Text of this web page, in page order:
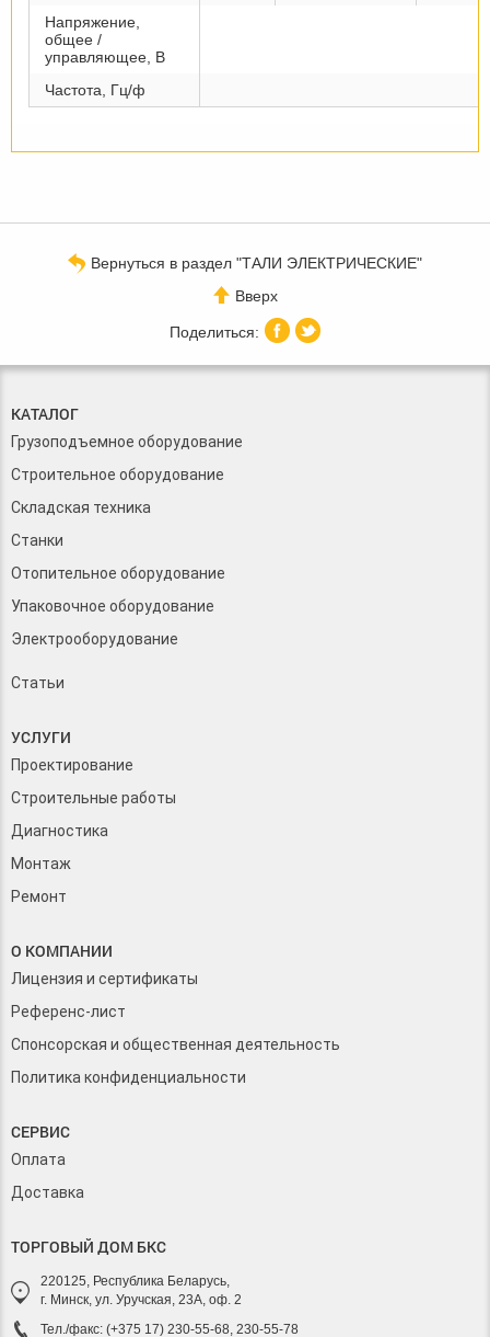
Напряжение,
общее /
управляющее, В
Частота, Гц/ф
Вернуться в раздел "ТАЛИ ЭЛЕКТРИЧЕСКИЕ"
Вверх
КАТАЛОГ
Грузоподъемное оборудование
Строительное оборудование
Складская техника
Станки
Отопительное оборудование
Упаковочное оборудование
Электрооборудование
Статьи
УСЛУГИ
Проектирование
Строительные работы
Диагностика
Монтаж
Ремонт
О КОМПАНИИ
Лицензия и сертификаты
Референс-лист
Спонсорская и общественная деятельность
Политика конфиденциальности
СЕРВИС
Оплата
Доставка
ТОРГОВЫЙ ДОМ БКС
220125, Республика Беларусь,
г. Минск, ул. Уручская, 23А, оф. 2
Тел./факс: (+375 17) 230-55-68, 230-55-78